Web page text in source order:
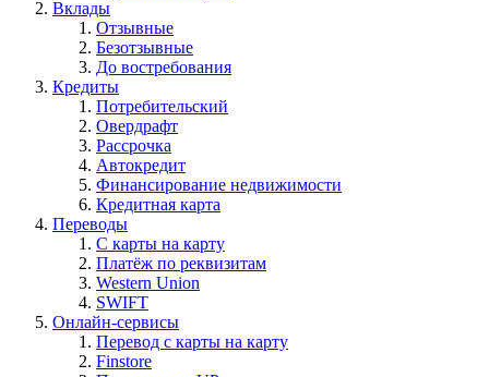
Вклады
Отзывные
Безотзывные
До востребования
Кредиты
Потребительский
Овердрафт
Рассрочка
Автокредит
Финансирование недвижимости
Кредитная карта
Переводы
С карты на карту
Платёж по реквизитам
Western Union
SWIFT
Онлайн-сервисы
Перевод с карты на карту
Finstore